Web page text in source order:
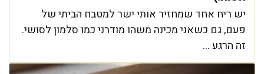
יש ריח אחד שמחזיר אותי ישר למטבח הביתי של
פעם, גם כשאני מכינה משהו מודרני כמו סלמון לסושי.
זה הרגע ...